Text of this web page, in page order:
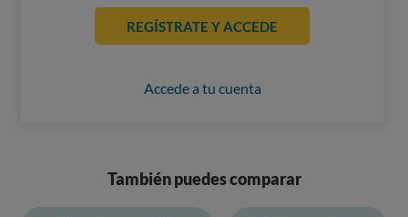
REGÍSTRATE Y ACCEDE
Accede a tu cuenta
También puedes comparar